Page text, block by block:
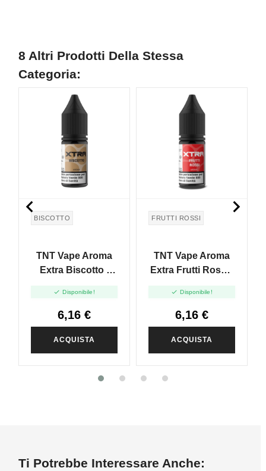
8 Altri Prodotti Della Stessa
Categoria:
BISCOTTO
TNT Vape Aroma
Extra Biscotto -
 Disponibile!
6,16 €
ACQUISTA
FRUTTI ROSSI
TNT Vape Aroma
Extra Frutti Rossi -
 Disponibile!
6,16 €
ACQUISTA
 
Ti Potrebbe Interessare Anche: